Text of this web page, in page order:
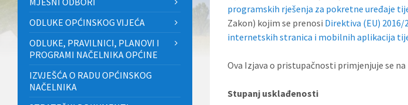
programskih rješenja za pokretne uređaje
Zakon) kojim se prenosi Direktiva (EU)
internetskih stranica i mobilnih aplikacija
Ova Izjava o pristupačnosti primjenjuje se
Stupanj usklađenosti
ODLUKE OPĆINSKOG VIJEĆA
ODLUKE, PRAVILNICI, PLANOVI I
PROGRAMI NAČELNIKA OPĆINE
IZVJEŠĆA O RADU OPĆINSKOG
NAČELNIKA